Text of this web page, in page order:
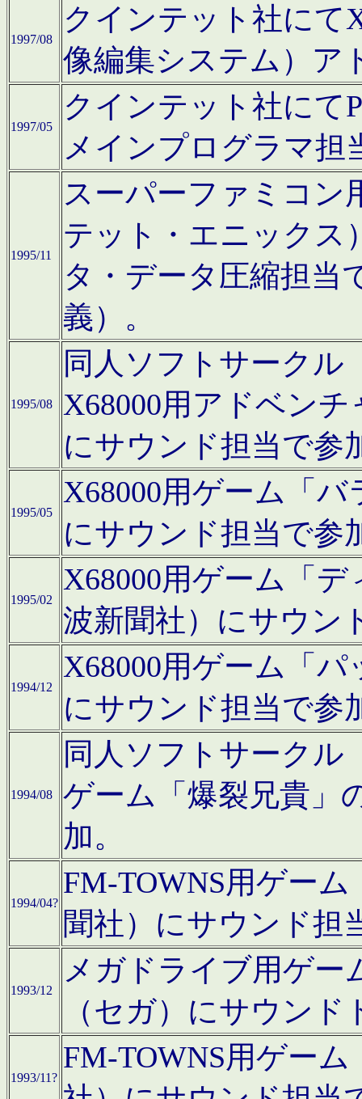
1997/08
クインテット社にて
像編集システム）ア
1997/05
クインテット社にて
メインプログラマ担
1995/11
スーパーファミコン
テット・エニックス
タ・データ圧縮担当
義）。
1995/08
同人ソフトサークル
X68000用アドベン
にサウンド担当で参
1995/05
X68000用ゲーム「
にサウンド担当で参
1995/02
X68000用ゲーム「
波新聞社）にサウン
1994/12
X68000用ゲーム「
にサウンド担当で参
1994/08
同人ソフトサークル
ゲーム「爆裂兄貴」
加。
1994/04?
FM-TOWNS用ゲー
聞社）にサウンド担
1993/12
メガドライブ用ゲー
（セガ）にサウン
1993/11?
FM-TOWNS用ゲー